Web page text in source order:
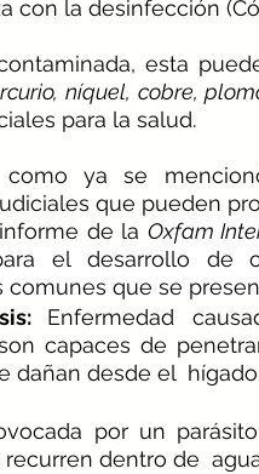
con la desinfección
esta
níquel, cobre,
para la salud.
como ya se
que pueden
de la Oxfam
el desarrollo de
que se
Enfermedad
capaces de
dañan desde el
por un
dentro de